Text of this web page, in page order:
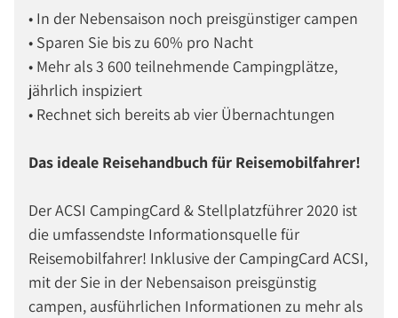
• In der Nebensaison noch preisgünstiger campen
• Sparen Sie bis zu 60% pro Nacht
• Mehr als 3 600 teilnehmende Campingplätze,
jährlich inspiziert
• Rechnet sich bereits ab vier Übernachtungen
Das ideale Reisehandbuch für Reisemobilfahrer!
Der ACSI CampingCard & Stellplatzführer 2020 ist
die umfassendste Informationsquelle für
Reisemobilfahrer! Inklusive der CampingCard ACSI,
mit der Sie in der Nebensaison preisgünstig
campen, ausführlichen Informationen zu mehr als